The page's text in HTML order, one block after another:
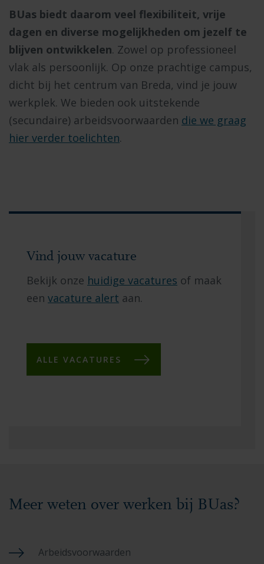
BUas biedt daarom veel flexibiliteit, vrije
dagen en diverse mogelijkheden om jezelf te
blijven ontwikkelen. Zowel op professioneel
vlak als persoonlijk. Op onze prachtige campus,
dicht bij het centrum van Breda, vind je jouw
werkplek. We bieden ook uitstekende
(secundaire) arbeidsvoorwaarden die we graag
hier verder toelichten.
Vind jouw vacature
Bekijk onze huidige vacatures of maak
een vacature alert aan.
ALLE VACATURES
Meer weten over werken bij BUas?
Arbeidsvoorwaarden